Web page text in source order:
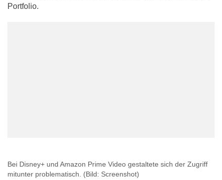
Portfolio.
Bei Disney+ und Amazon Prime Video gestaltete sich der Zugriff
mitunter problematisch. (Bild: Screenshot)